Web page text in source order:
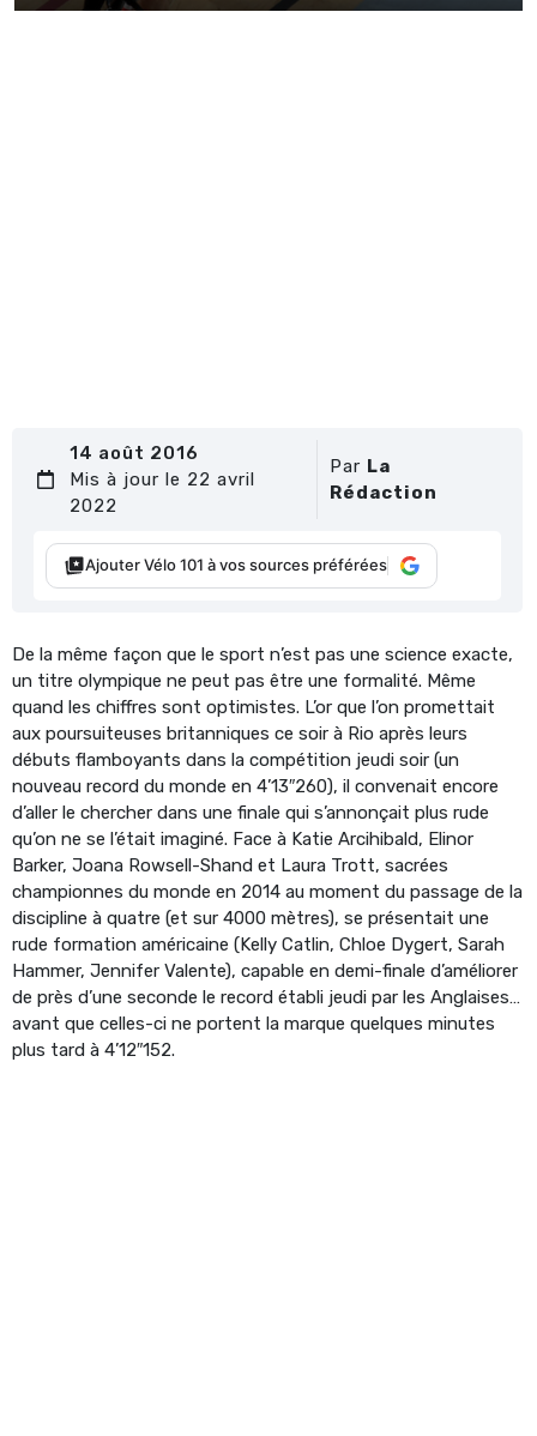
14 août 2016
Mis à jour le 22 avril
2022
Par La
Rédaction
Ajouter Vélo 101 à vos sources préférées
De la même façon que le sport n’est pas une science exacte,
un titre olympique ne peut pas être une formalité. Même
quand les chiffres sont optimistes. L’or que l’on promettait
aux poursuiteuses britanniques ce soir à Rio après leurs
débuts flamboyants dans la compétition jeudi soir (un
nouveau record du monde en 4’13″260), il convenait encore
d’aller le chercher dans une finale qui s’annonçait plus rude
qu’on ne se l’était imaginé. Face à Katie Arcihibald, Elinor
Barker, Joana Rowsell-Shand et Laura Trott, sacrées
championnes du monde en 2014 au moment du passage de la
discipline à quatre (et sur 4000 mètres), se présentait une
rude formation américaine (Kelly Catlin, Chloe Dygert, Sarah
Hammer, Jennifer Valente), capable en demi-finale d’améliorer
de près d’une seconde le record établi jeudi par les Anglaises…
avant que celles-ci ne portent la marque quelques minutes
plus tard à 4’12″152.